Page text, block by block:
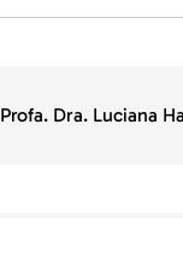
Profa. Dra. Luciana